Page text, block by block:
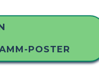
POSTER